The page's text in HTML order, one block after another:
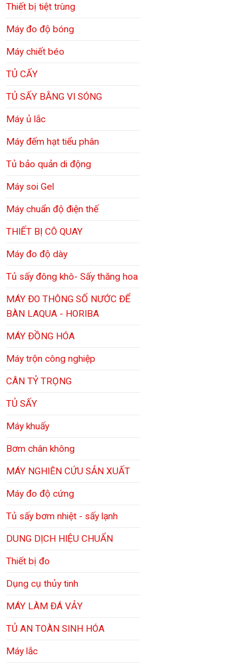
Thiết bị tiệt trùng
Máy đo độ bóng
Máy chiết béo
TỦ CẤY
TỦ SẤY BẰNG VI SÓNG
Máy ủ lắc
Máy đếm hạt tiểu phân
Tủ bảo quản di động
Máy soi Gel
Máy chuẩn độ điện thế
THIẾT BỊ CÔ QUAY
Máy đo độ dày
Tủ sấy đông khô- Sấy thăng hoa
MÁY ĐO THÔNG SỐ NƯỚC ĐỂ
BÀN LAQUA - HORIBA
MÁY ĐỒNG HÓA
Máy trộn công nghiệp
CÂN TỶ TRỌNG
TỦ SẤY
Máy khuấy
Bơm chân không
MÁY NGHIÊN CỨU SẢN XUẤT
Máy đo độ cứng
Tủ sấy bơm nhiệt - sấy lạnh
DUNG DỊCH HIỆU CHUẨN
Thiết bị đo
Dụng cụ thủy tinh
MÁY LÀM ĐÁ VẢY
TỦ AN TOÀN SINH HÓA
Máy lắc